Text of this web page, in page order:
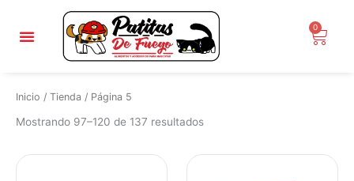
contenido
0
Inicio / Tienda / Página 5
Mostrando 97–120 de 137 resultados
por
popularidad